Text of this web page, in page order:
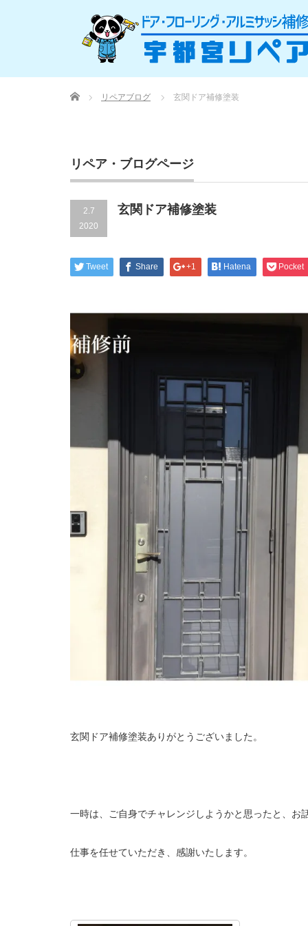
Home リペアブログ 玄関ドア補修塗装
リペア・ブログページ
2.7
2020
玄関ドア補修塗装
Tweet Share +1 Hatena Pocket
玄関ドア補修塗装ありがとうございました。
一時は、ご自身でチャレンジしようかと思ったと、お
仕事を任せていただき、感謝いたします。